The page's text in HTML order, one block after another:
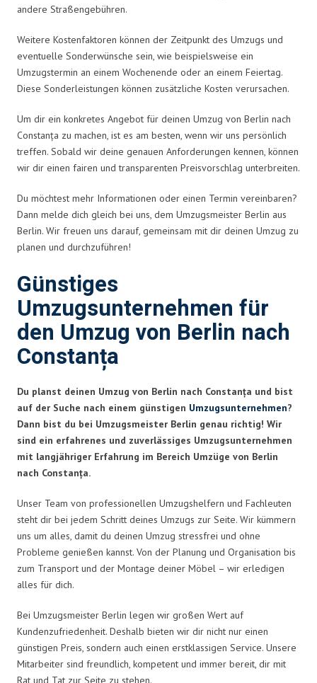
andere Straßengebühren.
Weitere Kostenfaktoren können der Zeitpunkt des Umzugs und
eventuelle Sonderwünsche sein, wie beispielsweise ein
Umzugstermin an einem Wochenende oder an einem Feiertag.
Diese Sonderleistungen können zusätzliche Kosten verursachen.
Um dir ein konkretes Angebot für deinen Umzug von Berlin nach
Constanța zu machen, ist es am besten, wenn wir uns persönlich
treffen. Sobald wir deine genauen Anforderungen kennen, können
wir dir einen fairen und transparenten Preisvorschlag unterbreiten.
Du möchtest mehr Informationen oder einen Termin vereinbaren?
Dann melde dich gleich bei uns, dem Umzugsmeister Berlin aus
Berlin. Wir freuen uns darauf, gemeinsam mit dir deinen Umzug zu
planen und durchzuführen!
Günstiges
Umzugsunternehmen für
den Umzug von Berlin nach
Constanța
Du planst deinen Umzug von Berlin nach Constanța und bist
auf der Suche nach einem günstigen Umzugsunternehmen?
Dann bist du bei Umzugsmeister Berlin genau richtig! Wir
sind ein erfahrenes und zuverlässiges Umzugsunternehmen
mit langjähriger Erfahrung im Bereich Umzüge von Berlin
nach Constanța.
Unser Team von professionellen Umzugshelfern und Fachleuten
steht dir bei jedem Schritt deines Umzugs zur Seite. Wir kümmern
uns um alles, damit du deinen Umzug stressfrei und ohne
Probleme genießen kannst. Von der Planung und Organisation bis
zum Transport und der Montage deiner Möbel – wir erledigen
alles für dich.
Bei Umzugsmeister Berlin legen wir großen Wert auf
Kundenzufriedenheit. Deshalb bieten wir dir nicht nur einen
günstigen Preis, sondern auch einen erstklassigen Service. Unsere
Mitarbeiter sind freundlich, kompetent und immer bereit, dir mit
Rat und Tat zur Seite zu stehen.